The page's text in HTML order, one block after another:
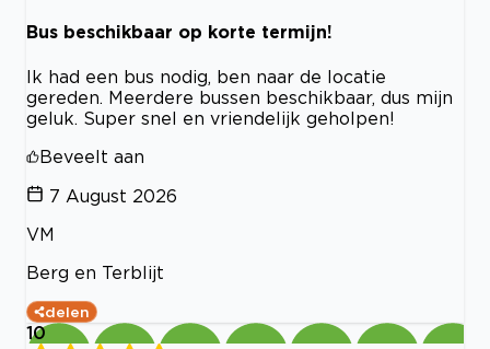
Bus beschikbaar op korte termijn!
Ik had een bus nodig, ben naar de locatie
gereden. Meerdere bussen beschikbaar, dus mijn
geluk. Super snel en vriendelijk geholpen!
Beveelt aan
7 August 2026
VM
Berg en Terblijt
delen
10